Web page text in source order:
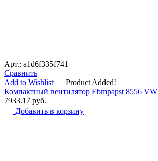
Арт.: a1d6f335f741
Сравнить
Add to Wishlist
Product Added!
Компактный вентилятор Ebmpapst 8556 VW
7933.17 руб.
Добавить в корзину